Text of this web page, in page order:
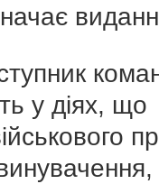
у діях, що